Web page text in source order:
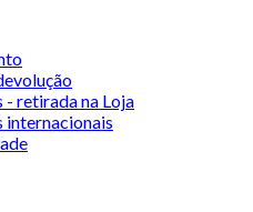
- retirada na Loja
internacionais